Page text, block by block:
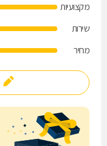
מקצועיות
שירות
מחיר